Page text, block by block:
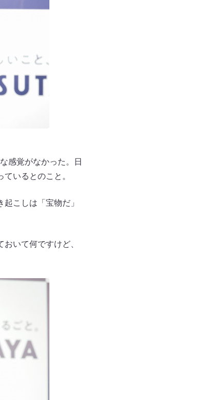
感覚がなかった。日
いるとのこと。
こしは「宝物だ」
いて何ですけど、